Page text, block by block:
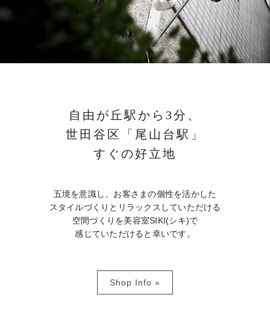
自由が丘駅から3分、
世田谷区「尾山台駅」
すぐの好立地
五境を意識し、お客さまの個性を活かした
スタイルづくりと リラックスしていただける
空間づくりを美容室SIKI(シキ)で
感じていただけると幸いです。
Shop Info »